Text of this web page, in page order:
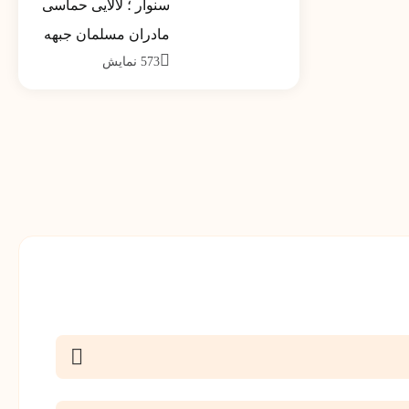
کشور تیر ماه 1390
سنوار ؛ لالایی حماسی
مادران مسلمان جبهه
مقاومت خواهد شد
573 نمایش